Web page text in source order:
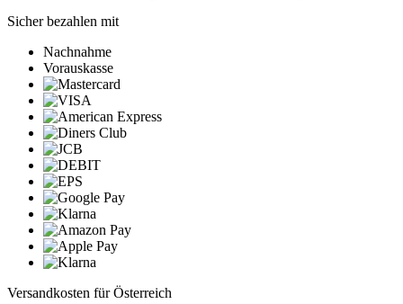
Sicher bezahlen mit
Nachnahme
Vorauskasse
Versandkosten für Österreich